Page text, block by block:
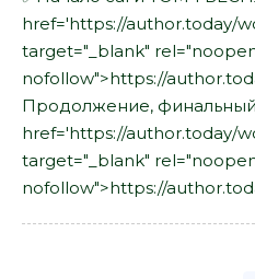
href='https://author.today/
target="_blank"
nofollow">https://
Продолжение, финальный
href='https://author.today/
target="_blank"
nofollow">https://